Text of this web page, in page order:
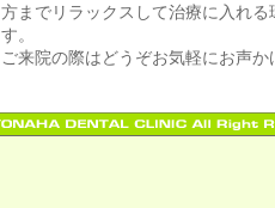
方までリラックスして治療に入れ
す。
ご来院の際はどうぞお気軽にお声か